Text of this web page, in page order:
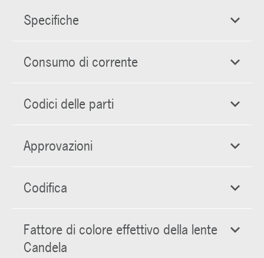
Specifiche
Consumo di corrente
Codici delle parti
Approvazioni
Codifica
Fattore di colore effettivo della lente
Candela